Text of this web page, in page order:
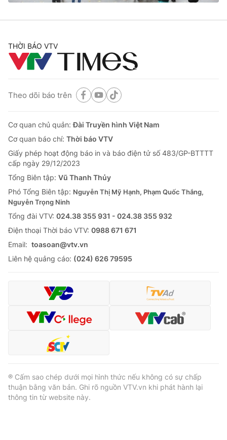
thuận bằng văn bản. Ghi rõ nguồn VTV.vn khi phát hành lại
thông tin từ website này.
THỜI BÁO VTV
Theo dõi báo trên
Cơ quan chủ quản:Đài Truyền hình Việt Nam
Cơ quan báo chí: Thời báo VTV
Giấy phép hoạt động báo in và báo điện tử số 483/GP-BTTTT
cấp ngày 29/12/2023
Tổng Biên tập: Vũ Thanh Thủy
Phó Tổng Biên tập: Nguyễn Thị Mỹ Hạnh, Phạm Quốc Thắng,
Nguyễn Trọng Ninh
Tổng đài VTV: 024.38 355 931 - 024.38 355 932
Ðiện thoại Thời báo VTV: 0988 671 671
Email: toasoan@vtv.vn
Liên hệ quảng cáo: (024) 626 79595
® Cấm sao chép dưới mọi hình thức nếu không có sự chấp
thuận bằng văn bản. Ghi rõ nguồn VTV.vn khi phát hành lại
thông tin từ website này.